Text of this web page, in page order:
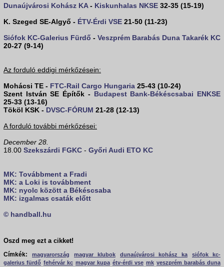
Dunaújvárosi Kohász KA- Kiskunhalas NKSE 32-35 (15-19)
K. Szeged SE-Algyő - ÉTV-Érdi VSE 21-50 (11-23)
Siófok KC-Galerius Fürdő - Veszprém Barabás Duna Takarék KC
20-27 (9-14)
Az forduló eddigi mérkőzésein:
Mohácsi TE - FTC-Rail Cargo Hungaria 25-43 (10-24)
Szent István SE Építők - Budapest Bank-Békéscsabai ENKSE
25-33 (13-16)
Tököl KSK - DVSC-FÓRUM 21-28 (12-13)
A forduló további mérkőzései:
December 28.
18.00 Szekszárdi FGKC - Győri Audi ETO KC
MK: Továbbment a Fradi
MK: a Loki is továbbment
MK: nyolc között a Békéscsaba
MK: izgalmas csaták előtt
© handball.hu
Oszd meg ezt a cikket!
Címkék:
magyarország magyar klubok dunaújvárosi kohász ka
siófok kc-
galerius fürdő fehérvár kc magyar kupa étv-érdi vse mk veszprém barabás duna